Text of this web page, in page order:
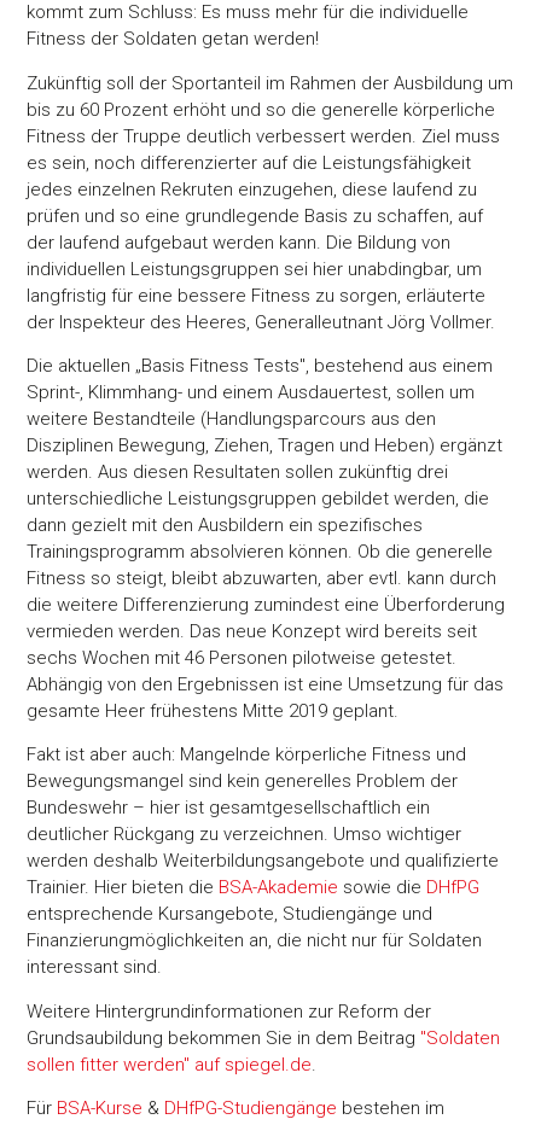
kommt zum Schluss: Es muss mehr für die individuelle
Fitness der Soldaten getan werden!
Zukünftig soll der Sportanteil im Rahmen der Ausbildung um
bis zu 60 Prozent erhöht und so die generelle körperliche
Fitness der Truppe deutlich verbessert werden. Ziel muss
es sein, noch differenzierter auf die Leistungsfähigkeit
jedes einzelnen Rekruten einzugehen, diese laufend zu
prüfen und so eine grundlegende Basis zu schaffen, auf
der laufend aufgebaut werden kann. Die Bildung von
individuellen Leistungsgruppen sei hier unabdingbar, um
langfristig für eine bessere Fitness zu sorgen, erläuterte
der Inspekteur des Heeres, Generalleutnant Jörg Vollmer.
Die aktuellen „Basis Fitness Tests", bestehend aus einem
Sprint-, Klimmhang- und einem Ausdauertest, sollen um
weitere Bestandteile (Handlungsparcours aus den
Disziplinen Bewegung, Ziehen, Tragen und Heben) ergänzt
werden. Aus diesen Resultaten sollen zukünftig drei
unterschiedliche Leistungsgruppen gebildet werden, die
dann gezielt mit den Ausbildern ein spezifisches
Trainingsprogramm absolvieren können. Ob die generelle
Fitness so steigt, bleibt abzuwarten, aber evtl. kann durch
die weitere Differenzierung zumindest eine Überforderung
vermieden werden. Das neue Konzept wird bereits seit
sechs Wochen mit 46 Personen pilotweise getestet.
Abhängig von den Ergebnissen ist eine Umsetzung für das
gesamte Heer frühestens Mitte 2019 geplant.
Fakt ist aber auch: Mangelnde körperliche Fitness und
Bewegungsmangel sind kein generelles Problem der
Bundeswehr – hier ist gesamtgesellschaftlich ein
deutlicher Rückgang zu verzeichnen. Umso wichtiger
werden deshalb Weiterbildungsangebote und qualifizierte
Trainier. Hier bieten die BSA-Akademie sowie die DHfPG
entsprechende Kursangebote, Studiengänge und
Finanzierungmöglichkeiten an, die nicht nur für Soldaten
interessant sind.
Weitere Hintergrundinformationen zur Reform der
Grundsaubildung bekommen Sie in dem Beitrag "Soldaten
sollen fitter werden" auf spiegel.de.
Für BSA-Kurse & DHfPG-Studiengänge bestehen im